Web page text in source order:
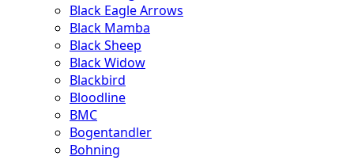
Black Eagle Arrows
Black Mamba
Black Sheep
Black Widow
Blackbird
Bloodline
BMC
Bogentandler
Bohning